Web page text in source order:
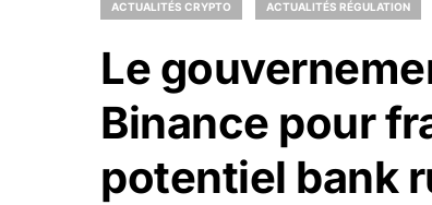
ACTUALITÉS CRYPTO ACTUALITÉS RÉGULATION
Le
Binance pour
potentiel bank